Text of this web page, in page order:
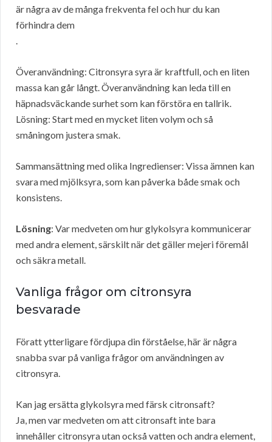
är några av de många frekventa fel och hur du kan
förhindra dem
Överanvändning: Citronsyra syra är kraftfull, och en liten
massa kan går långt. Överanvändning kan leda till en
häpnadsväckande surhet som kan förstöra en tallrik.
Lösning: Start med en mycket liten volym och så
småningom justera smak.
Sammansättning med olika Ingredienser: Vissa ämnen kan
svara med mjölksyra, som kan påverka både smak och
konsistens.
Lösning: Var medveten om hur glykolsyra kommunicerar
med andra element, särskilt när det gäller mejeri föremål
och säkra metall.
Vanliga frågor om citronsyra
besvarade
Föratt ytterligare fördjupa din förståelse, här är några
snabba svar på vanliga frågor om användningen av
citronsyra.
Kan jag ersätta glykolsyra med färsk citronsaft?
Ja, men var medveten om att citronsaft inte bara
innehåller citronsyra utan också vatten och andra element,